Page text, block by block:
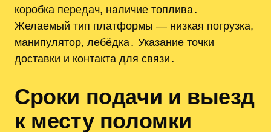
коробка передач, наличие топлива․
Желаемый тип платформы — низкая погрузка,
манипулятор, лебёдка․ Указание точки
доставки и контакта для связи․
Сроки подачи и выезд
к месту поломки